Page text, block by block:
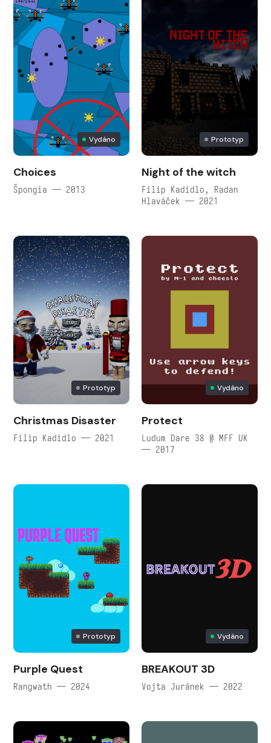
Vydáno
Choices
Špongia — 2013
Prototyp
Night of the witch
Filip Kadidlo, Radan
Hlaváček — 2021
Prototyp
Christmas Disaster
Filip Kadidlo — 2021
Vydáno
Protect
Ludum Dare 38 @ MFF UK
— 2017
Prototyp
Purple Quest
Rangwath — 2024
Vydáno
BREAKOUT 3D
Vojta Juránek — 2022